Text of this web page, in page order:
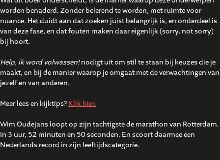
worden benaderd. Zonder belerend te worden, met ruimte voor
nuance. Het duidt aan dat zoeken juist belangrijk is, en onderdeel is
van deze fase, en dat fouten maken daar eigenlijk (sorry, not sorry)
bij hoort.
Help, ik word volwassen!nodigt uit om stil te staan bij keuzes die je
maakt, en bij de manier waarop je omgaat met de verwachtingen van
jezelf en van anderen.
Meer lees en kijktips? Klik hier.
Wim Oudejans loopt op zijn tachtigste de marathon van Rotterdam.
In 3 uur, 52 minuten en 50 seconden. En scoort daarmee een
Nederlands record in zijn leeftijdscategorie.